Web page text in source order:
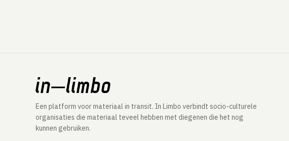
Een platform voor materiaal in transit. In Limbo verbindt socio-culturele
organisaties die materiaal teveel hebben met diegenen die het nog
kunnen gebruiken.